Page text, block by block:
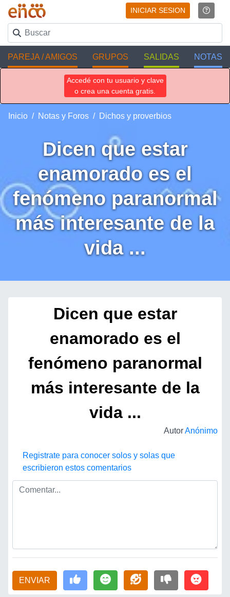
INICIAR SESION
PAREJA / AMIGOS GRUPOS SALIDAS NOTAS
Accedé con tu usuario y clave
o crea una cuenta gratis.
Inicio Notas y Foros Dichos y proverbios
Dicen que estar
enamorado es el
fenómeno paranormal
más interesante de la
vida ...
Dicen que estar
enamorado es el
fenómeno paranormal
más interesante de la
vida ...
AutorAnónimo
Registrate para conocer solos y solas que
escribieron estos comentarios
ENVIAR